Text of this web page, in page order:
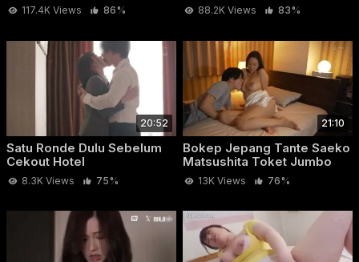
117.4K Views 86% 88.2K Views 83%
20:52
Satu Ronde Dulu Sebelum
Cekout Hotel
8.3K Views 75%
21:10
Bokep Jepang Tante Saeko
Matsushita Toket Jumbo
13K Views 76%